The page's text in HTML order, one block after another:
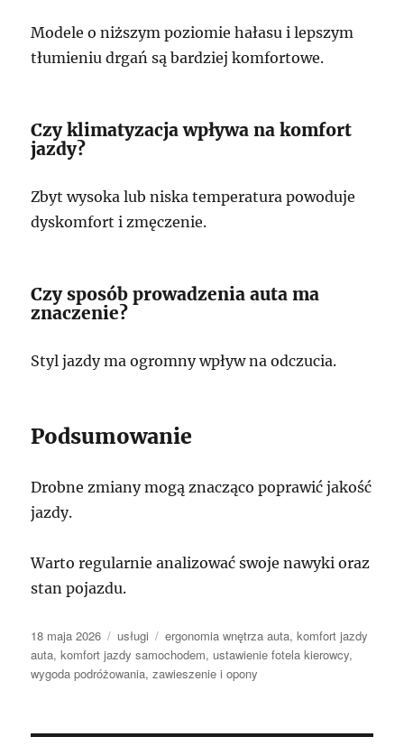
Modele o niższym poziomie hałasu i lepszym
tłumieniu drgań są bardziej komfortowe.
Czy klimatyzacja wpływa na komfort
jazdy?
Zbyt wysoka lub niska temperatura powoduje
dyskomfort i zmęczenie.
Czy sposób prowadzenia auta ma
znaczenie?
Styl jazdy ma ogromny wpływ na odczucia.
Podsumowanie
Drobne zmiany mogą znacząco poprawić jakość
jazdy.
Warto regularnie analizować swoje nawyki oraz
stan pojazdu.
Data
publikacji
18 maja 2026 Kategorie
usługi Tagi
ergonomia wnętrza auta,komfort jazdy
auta,komfort jazdy samochodem, ustawienie fotela kierowcy,
wygoda podróżowania,zawieszenie i opony